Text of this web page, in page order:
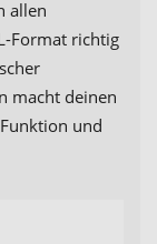
allen
Format richtig
macht deinen
und